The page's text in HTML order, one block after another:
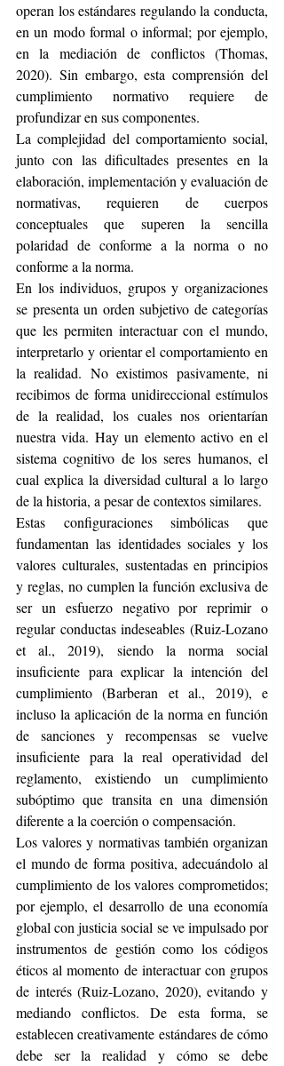
operan los estándares regulando la conducta,
en un modo formal o informal; por ejemplo,
en la mediación de conflictos (Thomas,
2020). Sin embargo, esta comprensión del
cumplimiento normativo requiere de
profundizar en sus componentes.
La complejidad del comportamiento social,
junto con las dificultades presentes en la
elaboración, implementación y evaluación de
normativas, requieren de cuerpos
conceptuales que superen la sencilla
polaridad de conforme a la norma o no
conforme a la norma.
En los individuos, grupos y organizaciones
se presenta un orden subjetivo de categorías
que les permiten interactuar con el mundo,
interpretarlo y orientar el comportamiento en
la realidad. No existimos pasivamente, ni
recibimos de forma unidireccional estímulos
de la realidad, los cuales nos orientarían
nuestra vida. Hay un elemento activo en el
sistema cognitivo de los seres humanos, el
cual explica la diversidad cultural a lo largo
de la historia, a pesar de contextos similares.
Estas configuraciones simbólicas que
fundamentan las identidades sociales y los
valores culturales, sustentadas en principios
y reglas, no cumplen la función exclusiva de
ser un esfuerzo negativo por reprimir o
regular conductas indeseables (Ruiz-Lozano
et al., 2019), siendo la norma social
insuficiente para explicar la intención del
cumplimiento (Barberan et al., 2019), e
incluso la aplicación de la norma en función
de sanciones y recompensas se vuelve
insuficiente para la real operatividad del
reglamento, existiendo un cumplimiento
subóptimo que transita en una dimensión
diferente a la coerción o compensación.
Los valores y normativas también organizan
el mundo de forma positiva, adecuándolo al
cumplimiento de los valores comprometidos;
por ejemplo, el desarrollo de una economía
global con justicia social se ve impulsado por
instrumentos de gestión como los códigos
éticos al momento de interactuar con grupos
de interés (Ruiz-Lozano, 2020), evitando y
mediando conflictos. De esta forma, se
establecen creativamente estándares de cómo
debe ser la realidad y cómo se debe